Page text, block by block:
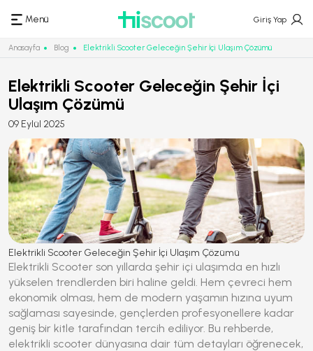
Menü Giriş Yap
Anasayfa Blog Elektrikli Scooter Geleceğin Şehir İçi Ulaşım Çözümü
Elektrikli Scooter Geleceğin Şehir İçi
Ulaşım Çözümü
09 Eylül 2025
Elektrikli Scooter Geleceğin Şehir İçi Ulaşım Çözümü
Elektrikli Scooter son yıllarda şehir içi ulaşımda en hızlı
yükselen trendlerden biri haline geldi. Hem çevreci hem
ekonomik olması, hem de modern yaşamın hızına uyum
sağlaması sayesinde, gençlerden profesyonellere kadar
geniş bir kitle tarafından tercih ediliyor. Bu rehberde,
elektrikli scooter dünyasına dair tüm detayları öğrenecek,